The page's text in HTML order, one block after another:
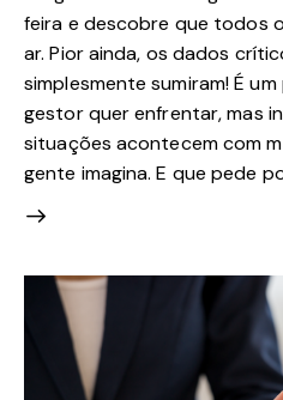
feira e descobre que todos
ar. Pior ainda, os dados
simplesmente sumiram! É
gestor quer enfrentar, mas
situações acontecem com
gente imagina. E que pede